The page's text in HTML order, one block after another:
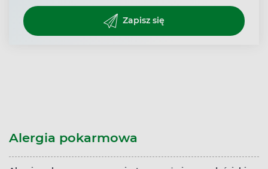
Zapisz się
Alergia pokarmowa